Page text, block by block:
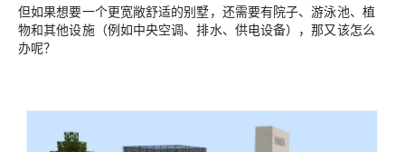
但如果想要一个更宽敞舒适的别墅，还需要有院子、游泳池、植
物和其他设施（例如中央空调、排水、供电设备），那又该怎么
办呢？